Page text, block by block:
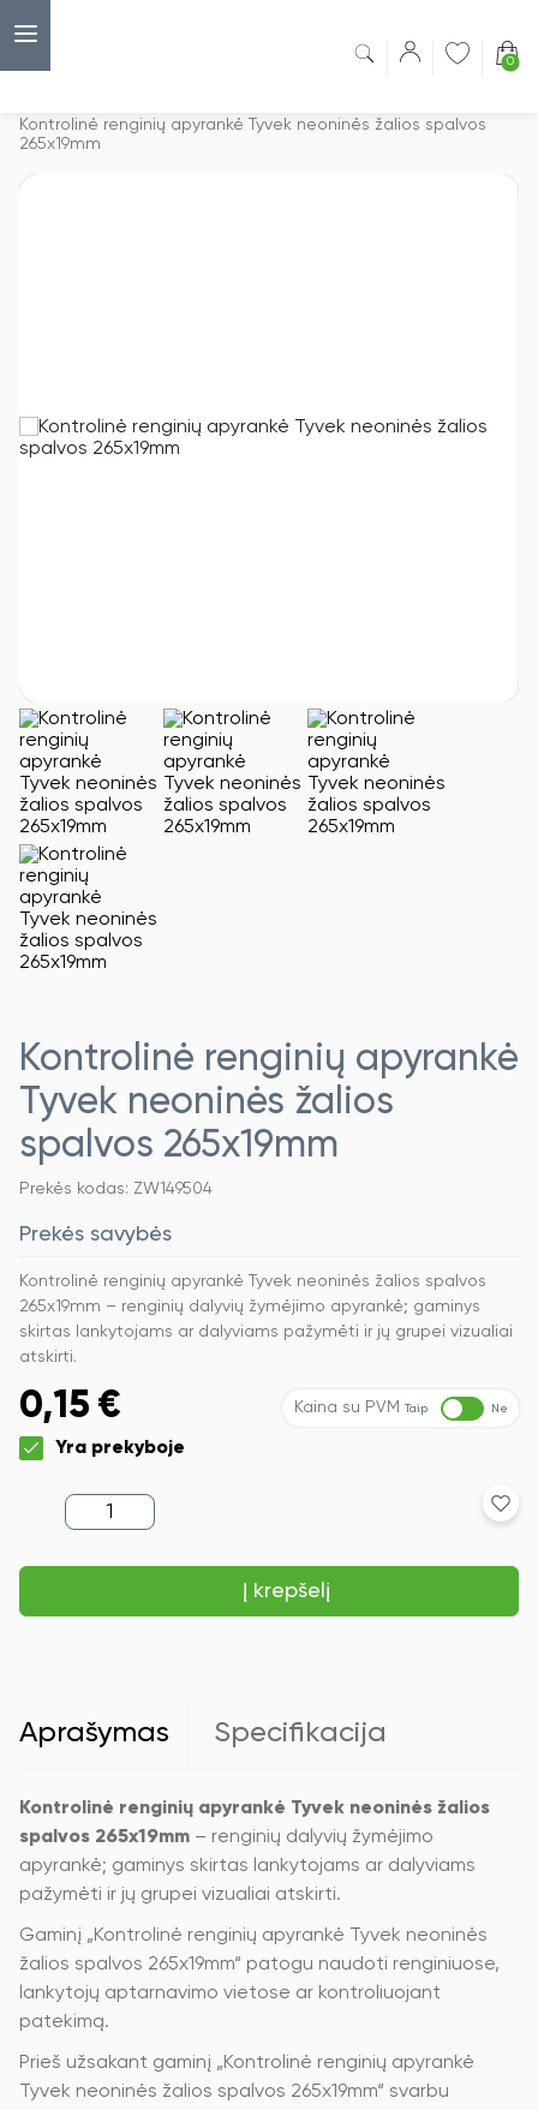
0
Kontrolinė renginių apyrankė Tyvek neoninės žalios spalvos
265x19mm
Kontrolinė renginių apyrankė
Tyvek neoninės žalios
spalvos 265x19mm
Prekės kodas: ZW149504
Prekės savybės
Kontrolinė renginių apyrankė Tyvek neoninės žalios spalvos
265x19mm – renginių dalyvių žymėjimo apyrankė; gaminys
skirtas lankytojams ar dalyviams pažymėti ir jų grupei vizualiai
atskirti.
0,15 € Kaina su PVM Taip Ne
Yra prekyboje
produkto
kiekis:
renginių
Tyvek
Į krepšelį
Aprašymas Specifikacija
Kontrolinė renginių apyrankė Tyvek neoninės žalios
spalvos 265x19mm – renginių dalyvių žymėjimo
apyrankė; gaminys skirtas lankytojams ar dalyviams
pažymėti ir jų grupei vizualiai atskirti.
Gaminį „Kontrolinė renginių apyrankė Tyvek neoninės
žalios spalvos 265x19mm“ patogu naudoti renginiuose,
lankytojų aptarnavimo vietose ar kontroliuojant
patekimą.
Prieš užsakant gaminį „Kontrolinė renginių apyrankė
Tyvek neoninės žalios spalvos 265x19mm“ svarbu